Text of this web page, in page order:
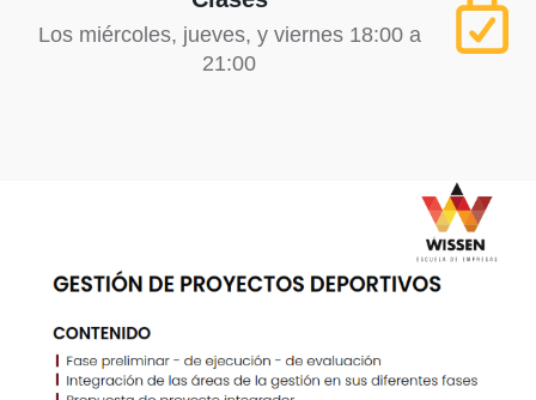
Los miércoles, jueves, y viernes 18:00 a
21:00